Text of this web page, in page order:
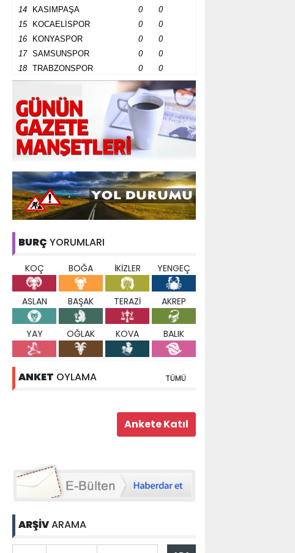
14
KASIMPAŞA 0
0
15
KOCAELİSPOR 0
0
16
KONYASPOR 0
0
17
SAMSUNSPOR 0
0
18
TRABZONSPOR 0 0
BURÇ YORUMLARI
KOÇ BOĞA İKİZLER YENGEÇ
ASLAN BAŞAK TERAZİ AKREP
YAY OĞLAK KOVA BALIK
ANKET OYLAMA TÜMÜ
ARŞİVARAMA